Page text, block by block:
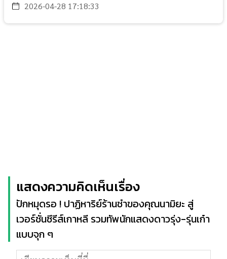
2026-04-28 17:18:33
แสดงความคิดเห็นเรื่อง
ปักหมุดรอ ! ปาฏิหาริย์ร้านชำของคุณนามิยะ สู่
เวอร์ชั่นซีรีส์เกาหลี รวมทัพนักแสดงดาวรุ่ง-รุ่นเก๋า
แบบจุก ๆ